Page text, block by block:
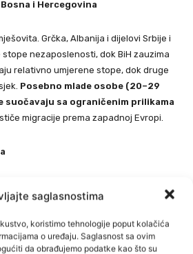
saglasnostima
koristimo tehnologije poput kolačića
o uređaju. Saglasnost sa ovim
da obrađujemo podatke kao što su
i Hercegovina
Grčka, Albanija i dijelovi Srbije i
nezaposlenosti, dok BiH zauzima
relativno umjerene stope, dok druge
Posebno mlade osobe (20–29
suočavaju sa ograničenim prilikama
migracije prema zapadnoj Evropi.
cijelu radnu snagu, dok jug bilježi
u prosperitetu, a istočni još sustižu
unutrašnja disproporcija postoji i u